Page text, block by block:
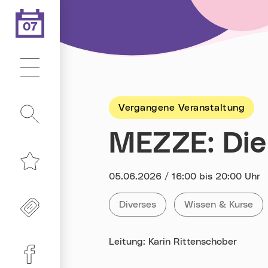
Heute ist der
07
.08.2026
Vergangene Veranstaltung
MEZZE:
Datum:
05.06.2026 / 16:00 bis 20:00 Uhr
Kategorie:
Alle Veranstaltungen der
Diverses Tag:Alle
Wissen & Kurse
Leitung: Karin Rittenschober